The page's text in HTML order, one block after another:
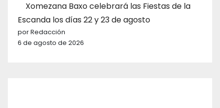
Xomezana Baxo celebrará las Fiestas de la
Escanda los días 22 y 23 de agosto
por Redacción
6 de agosto de 2026